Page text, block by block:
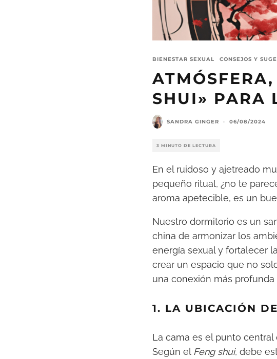
BIENESTAR SEXUAL CONSEJOS Y
SHUI» PARA
SANDRA GINGER · 06/08/2024
3 MINUTO DE LECTURA
En el ruidoso y ajetreado
pequeño ritual, ¿no te
aroma apetecible, es un
Nuestro dormitorio es un
china de armonizar los
energía sexual y fortalecer
crear un espacio que no
una conexión más
1. LA UBICACIÓN
La cama es el punto
Según el Feng shui, debe